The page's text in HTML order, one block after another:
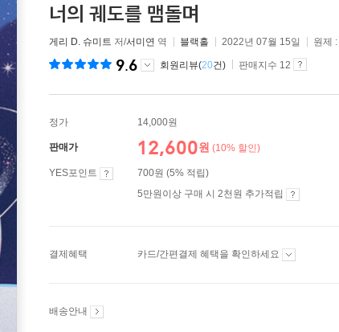
너의 궤도를 맴돌며
게리 D. 슈미트 저/서미연 역 블랙홀 2022년 07월 15일 원제 :
9.6 회원리뷰(20건) 판매지수 12
정가 14,000원
판매가 12,600원 (10% 할인)
YES포인트
700원 (5% 적립)
5만원이상 구매 시 2천원 추가적립
결제혜택 카드/간편결제 혜택을 확인하세요
배송안내